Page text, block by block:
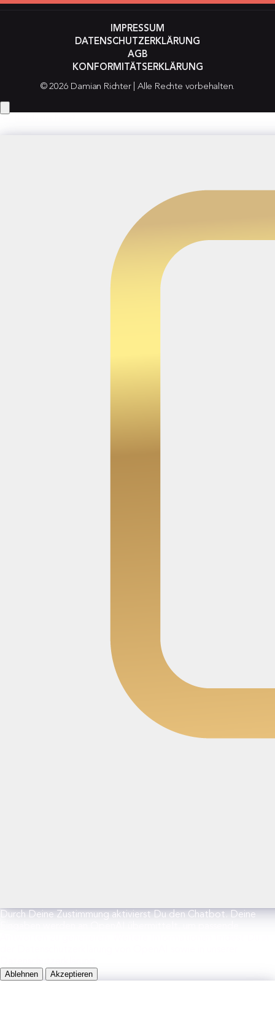
© 2026 Damian Richter | Alle Rechte vorbehalten.
IMPRESSUM
DATENSCHUTZERKLÄRUNG
AGB
KONFORMITÄTSERKLÄRUNG
Durch Deine Zustimmung aktivierst Du den Chatbot. Deine
Ablehnen Akzeptieren